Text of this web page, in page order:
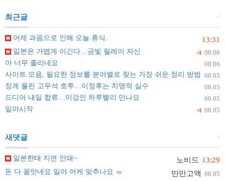
+
최근글
13:31
어제 과음으로 인해 오늘 휴식..
+1 08.06
일본은 가볍게 이긴다…금빛 릴레이 자신
08.06
아 너무 졸리네요
08.05
사이트 모음, 필요한 정보를 분야별로 찾는 가장 쉬운 정리 방법
08.05
징계 풀린 고우석 호투…이정후는 치명적 실수
08.05
드디어 내일 합류…이강인 하루빨리 만나요
+1 08.05
일야시작
+
새댓글
노비드 13:29
일본한태 지면 안돼~
만만고액 08.05
돈 다 꼴앗네요 일야 어케 맞추나요 ㅠ